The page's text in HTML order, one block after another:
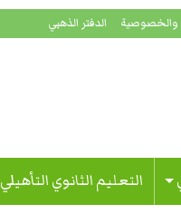
والخصوصية الدفتر الذهبي
التعليم الثانوي التأهيلي